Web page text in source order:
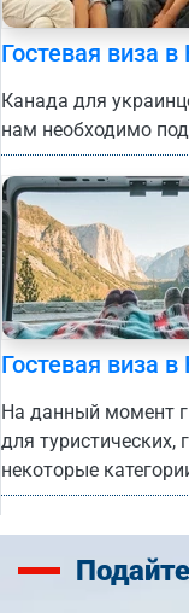
Гостевая виза
Канада для
нам необходимо
Гостевая виза
На данный момент
для туристических,
некоторые
Подайте